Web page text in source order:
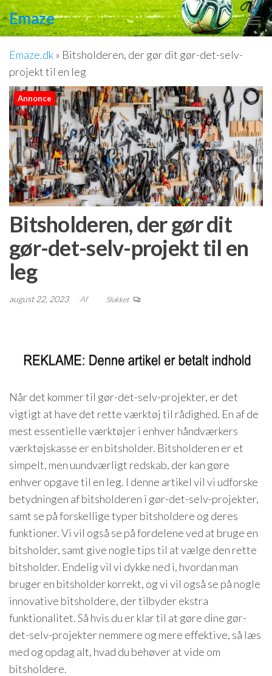
Videre
tilEmaze
Emaze.dk» Bitsholderen, der gør dit gør-det-selv-
projekt til en leg
Annonce
Bitsholderen, der gør dit
gør-det-selv-projekt til en
leg
august 22, 2023 Af Slukket
Når det kommer til gør-det-selv-projekter, er det
vigtigt at have det rette værktøj til rådighed. En af de
mest essentielle værktøjer i enhver håndværkers
værktøjskasse er en bitsholder. Bitsholderen er et
simpelt, men uundværligt redskab, der kan gøre
enhver opgave til en leg. I denne artikel vil vi udforske
betydningen af bitsholderen i gør-det-selv-projekter,
samt se på forskellige typer bitsholdere og deres
funktioner. Vi vil også se på fordelene ved at bruge en
bitsholder, samt give nogle tips til at vælge den rette
bitsholder. Endelig vil vi dykke ned i, hvordan man
bruger en bitsholder korrekt, og vi vil også se på nogle
innovative bitsholdere, der tilbyder ekstra
funktionalitet. Så hvis du er klar til at gøre dine gør-
det-selv-projekter nemmere og mere effektive, så læs
med og opdag alt, hvad du behøver at vide om
bitsholdere.